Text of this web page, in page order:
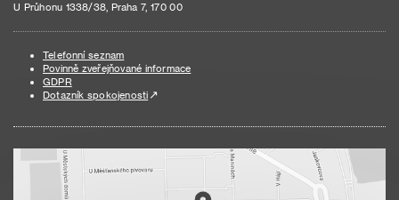
U Průhonu 1338/38, Praha 7, 170 00
Telefonní seznam
Povinně zveřejňované informace
GDPR
Dotazník spokojenosti